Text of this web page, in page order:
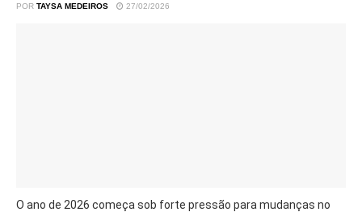
POR TAYSA MEDEIROS 27/02/2026
O ano de 2026 começa sob forte pressão para mudanças no